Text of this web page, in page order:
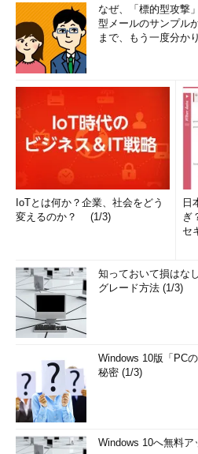
なぜ、「標的型攻撃
型メールのサンプル
まで、もう一度分か
IoTとは何か？企業、社会をどう
変えるのか？ (1/3)
日
ぎ
セ
知っておいて損はな
グレード方法 (1/3)
Windows 10版「PC
秘密 (1/3)
Windows 10へ無料